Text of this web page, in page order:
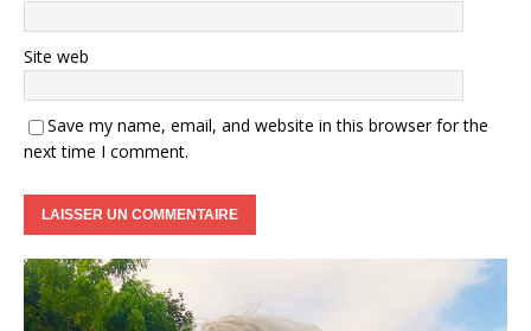
Site web
Save my name, email, and website in this browser for the
next time I comment.